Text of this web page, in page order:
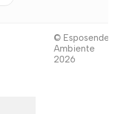
© Esposende
Ambiente
2026